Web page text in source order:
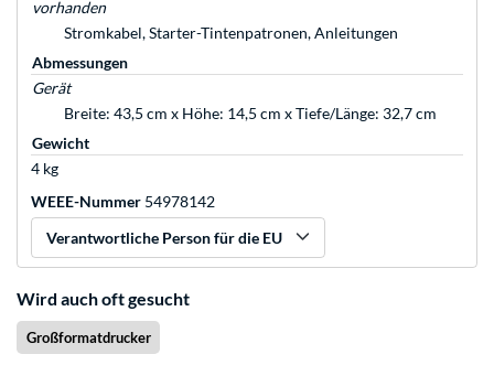
vorhanden
Stromkabel, Starter-Tintenpatronen, Anleitungen
Abmessungen
Gerät
Breite: 43,5 cm x Höhe: 14,5 cm x Tiefe/Länge: 32,7 cm
Gewicht
4 kg
WEEE-Nummer 54978142
Verantwortliche Person für die EU
Wird auch oft gesucht
Großformatdrucker